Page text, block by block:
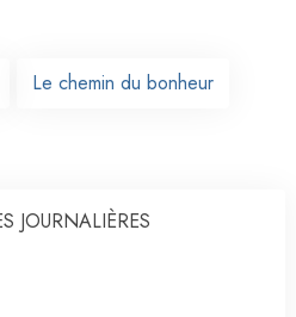
Le chemin du bonheur
JOURNALIÈRES